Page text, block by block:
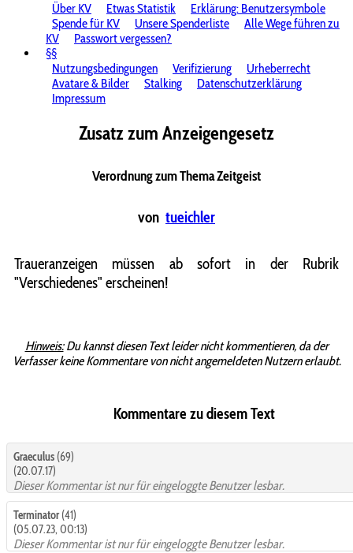
Über KV
Etwas Statistik
Erklärung: Benutzersymbole
Spende für KV
Unsere Spenderliste
Alle Wege führen zu
KV
Passwort vergessen?
§§
Nutzungsbedingungen
Verifizierung
Urheberrecht
Avatare & Bilder
Stalking
Datenschutzerklärung
Impressum
Zusatz zum Anzeigengesetz
Verordnung zum Thema Zeitgeist
von tueichler
Traueranzeigen müssen ab sofort in der Rubrik
"Verschiedenes" erscheinen!
Hinweis:Du kannst diesen Text leider nicht kommentieren, da der
Verfasser keine Kommentare von nicht angemeldeten Nutzern erlaubt.
Kommentare zu diesem Text
Graeculus (69)
(20.07.17)
Dieser Kommentar ist nur für eingeloggte Benutzer lesbar.
Terminator(41)
(05.07.23, 00:13)
Dieser Kommentar ist nur für eingeloggte Benutzer lesbar.